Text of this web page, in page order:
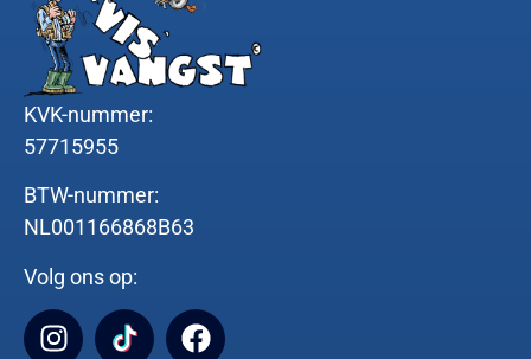
KVK-nummer:
57715955
BTW-nummer:
NL001166868B63
Volg ons op: